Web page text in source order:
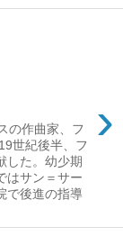
›
の作曲家、フ
世紀後半、フ
した。幼少期
はサン＝サー
で後進の指導